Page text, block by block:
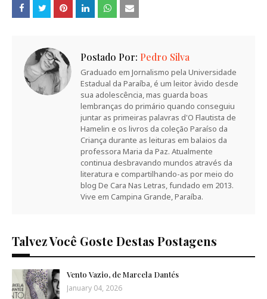
Postado Por: Pedro Silva
Graduado em Jornalismo pela Universidade
Estadual da Paraíba, é um leitor àvido desde
sua adolescência, mas guarda boas
lembranças do primário quando conseguiu
juntar as primeiras palavras d'O Flautista de
Hamelin e os livros da coleção Paraíso da
Criança durante as leituras em balaios da
professora Maria da Paz. Atualmente
continua desbravando mundos através da
literatura e compartilhando-as por meio do
blog De Cara Nas Letras, fundado em 2013.
Vive em Campina Grande, Paraíba.
Talvez Você Goste Destas Postagens
Vento Vazio, de Marcela Dantés
January 04, 2026